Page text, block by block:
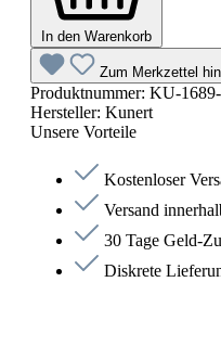
In den Warenkorb
Zum Merkzettel
Produktnummer: KU-1689-
Hersteller: Kunert
Unsere Vorteile
Kostenloser
Versand
30 Tage Geld-
Diskrete